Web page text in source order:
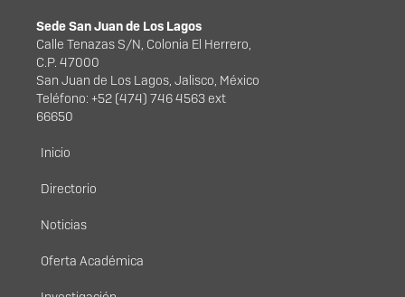
Sede San Juan de Los Lagos
Calle Tenazas S/N, Colonia El Herrero,
C.P. 47000
San Juan de Los Lagos, Jalisco, México
Teléfono: +52 (474) 746 4563 ext
66650
Menú principal
Inicio
Directorio
Noticias
Oferta Académica